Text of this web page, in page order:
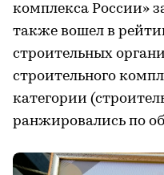
комплекса России»
также вошел в
строительных
строительного
категории
ранжировались по